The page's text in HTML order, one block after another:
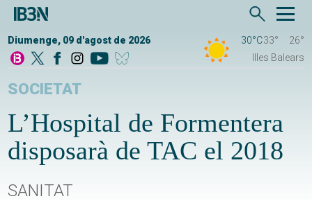
Diumenge, 09 d'agost de 2026 30°C33°
26°
Illes Balears
SOCIETAT
L’Hospital de Formentera
disposarà de TAC el 2018
SANITAT